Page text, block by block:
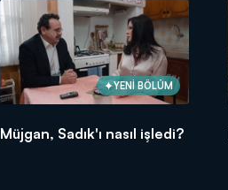
YENİ BÖLÜM
Müjgan, Sadık'ı nasıl işledi?